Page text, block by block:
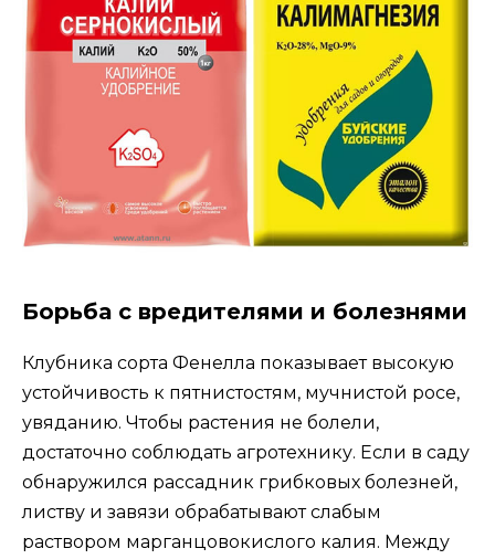
Борьба с вредителями и болезнями
Клубника сорта Фенелла показывает высокую
устойчивость к пятнистостям, мучнистой росе,
увяданию. Чтобы растения не болели,
достаточно соблюдать агротехнику. Если в саду
обнаружился рассадник грибковых болезней,
листву и завязи обрабатывают слабым
раствором марганцовокислого калия. Между